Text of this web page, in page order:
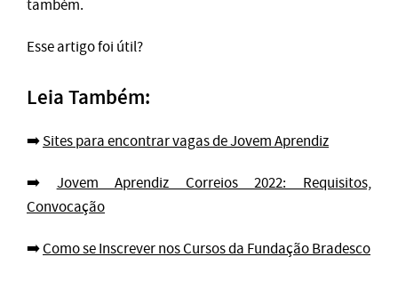
também.
Esse artigo foi útil?
Leia Também:
➡️Sites para encontrar vagas de Jovem Aprendiz
➡️ Jovem Aprendiz Correios 2022: Requisitos,
Convocação
➡️Como se Inscrever nos Cursos da Fundação Bradesco